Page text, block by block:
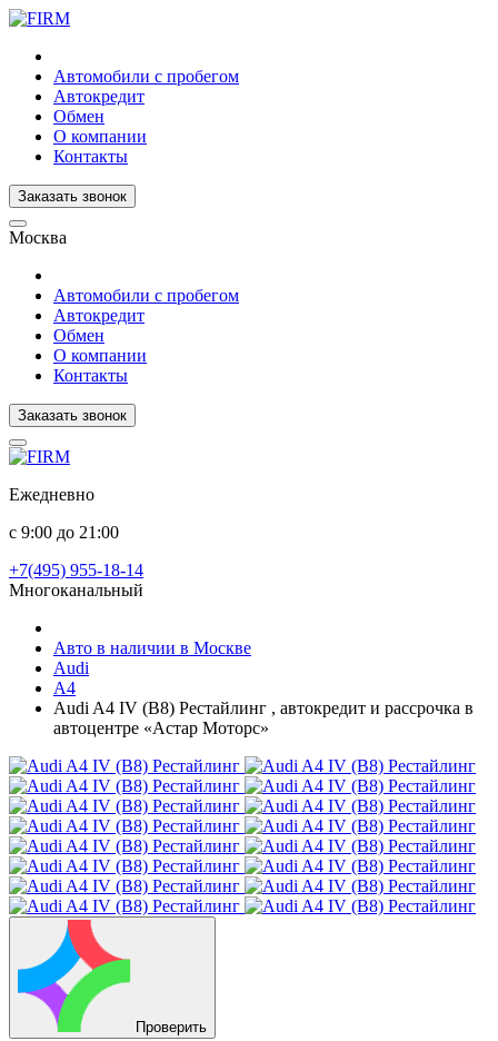
Автомобили с пробегом
Автокредит
Обмен
О компании
Контакты
Заказать звонок
Москва
Автомобили с пробегом
Автокредит
Обмен
О компании
Контакты
Заказать звонок
Ежедневно
с 9:00 до 21:00
+7(495) 955-18-14
Многоканальный
Авто в наличии в Москве
Audi
A4
Audi A4 IV (B8) Рестайлинг , автокредит и рассрочка в
автоцентре «Астар Моторс»
Проверить